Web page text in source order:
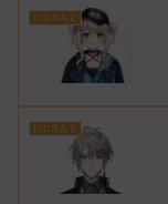
にじさんじ
にじさんじ